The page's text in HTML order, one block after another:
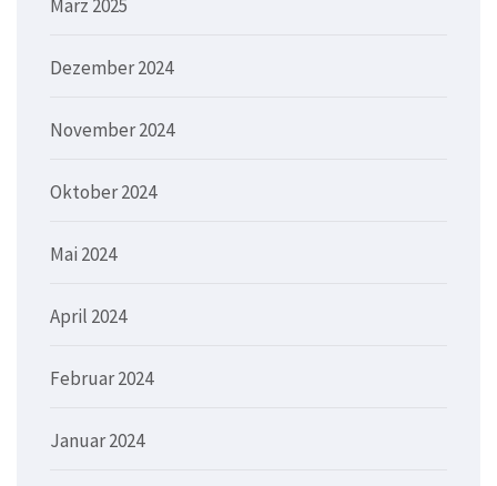
März 2025
Dezember 2024
November 2024
Oktober 2024
Mai 2024
April 2024
Februar 2024
Januar 2024